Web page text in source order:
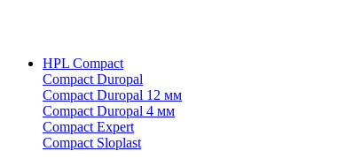
HPL Compact
Compact Duropal
Compact Duropal 12 мм
Compact Duropal 4 мм
Compact Expert
Compact Sloplast